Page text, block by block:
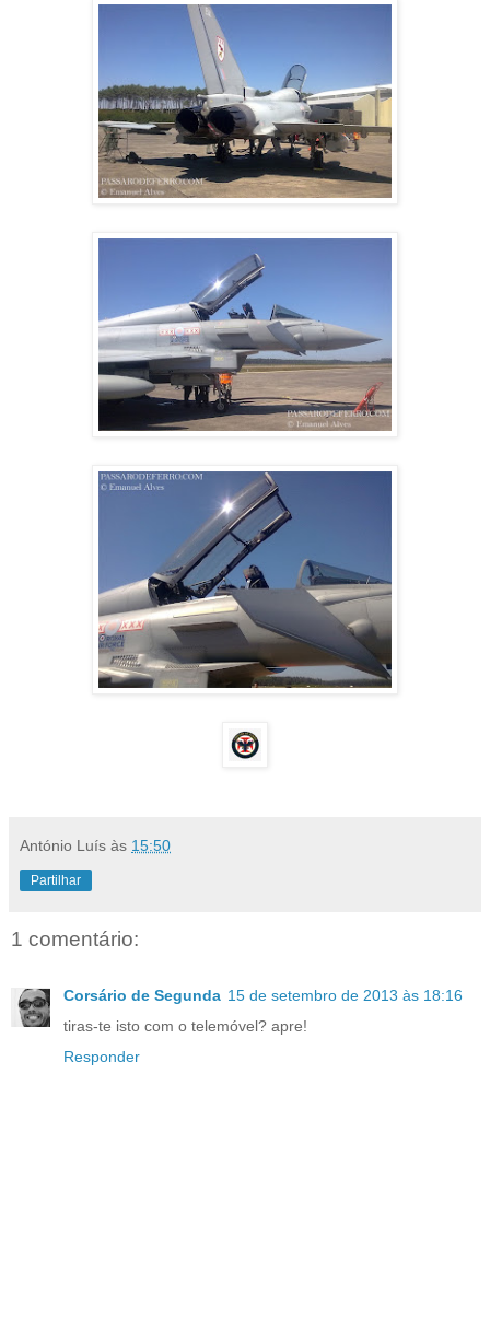
António Luís às 15:50
Partilhar
1 comentário:
Corsário de Segunda 15 de setembro de 2013 às 18:16
tiras-te isto com o telemóvel? apre!
Responder